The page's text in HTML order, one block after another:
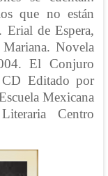
que no están
Erial de Espera,
Novela
El Conjuro
Editado por
Mexicana
Centro